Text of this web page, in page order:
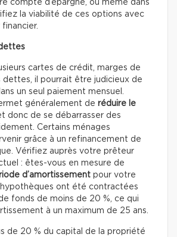
compte d’épargne, ou même dans
la viabilité de ces options avec
cartes de crédit, marges de
il pourrait être judicieux de
un seul paiement mensuel.
généralement de réduire le
donc de se débarrasser des
Certains ménages
grâce à un refinancement de
Vérifiez auprès votre prêteur
: êtes-vous en mesure de
d’amortissement pour votre
ont été contractées
fonds de moins de 20 %, ce qui
à un maximum de 25 ans.
de 20 % du capital de la propriété